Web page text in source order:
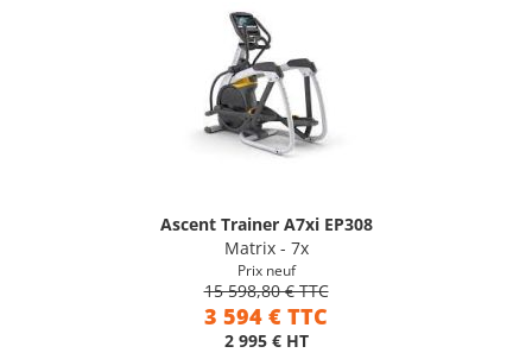
Ascent Trainer A7xi EP308
Matrix - 7x
Prix neuf
15 598,80 € TTC
3 594 € TTC
2 995 € HT